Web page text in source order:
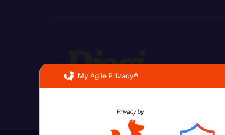
My Agile Privacy®